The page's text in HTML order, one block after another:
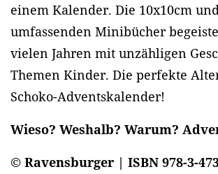
einem Kalender. Die 10x10cm
umfassenden Minibücher
vielen Jahren mit unzähligen
Themen Kinder. Die perfekte
Schoko-Adventskalender!
Wieso? Weshalb? Warum?
© Ravensburger | ISBN 978-3-